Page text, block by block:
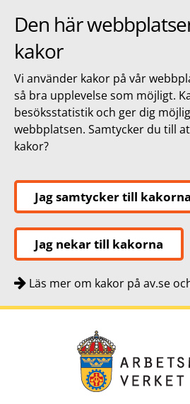
Den här
kakor
Vi använder kakor på vår
så bra upplevelse som möjligt.
besöksstatistik och ger dig
webbplatsen. Samtycker du till
kakor?
Jag samtycker till kakorna
Jag nekar till kakorna
Läs mer om kakor på av.se